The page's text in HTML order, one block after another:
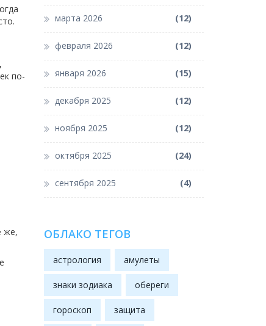
по-
же,
марта 2026 (12)
февраля 2026 (12)
января 2026 (15)
декабря 2025 (12)
ноября 2025 (12)
октября 2025 (24)
сентября 2025 (4)
ОБЛАКО ТЕГОВ
астрология амулеты
знаки зодиака обереги
гороскоп защита